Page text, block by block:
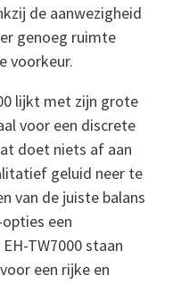
de aanwezigheid
genoeg ruimte
voorkeur.
lijkt met zijn grote
voor een discrete
doet niets af aan
geluid neer te
van de juiste balans
een
TW7000 staan
een rijke en